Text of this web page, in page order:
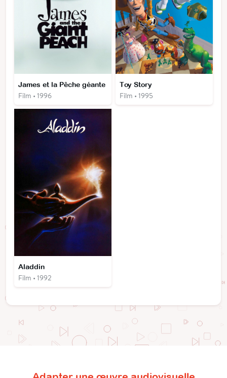
James et la Pêche géante
Film • 1996
Toy Story
Film • 1995
Aladdin
Film • 1992